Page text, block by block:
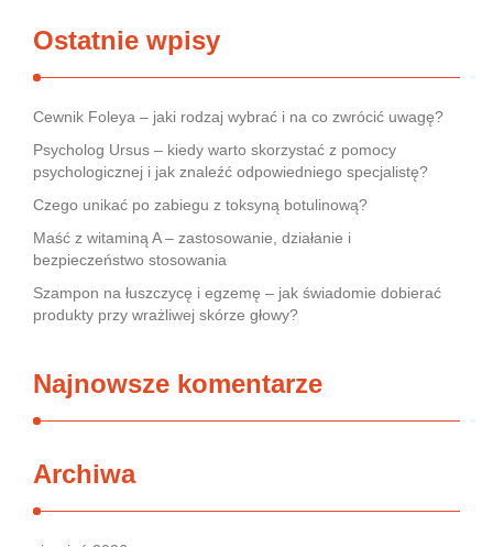
Ostatnie wpisy
Cewnik Foleya – jaki rodzaj wybrać i na co zwrócić uwagę?
Psycholog Ursus – kiedy warto skorzystać z pomocy
psychologicznej i jak znaleźć odpowiedniego specjalistę?
Czego unikać po zabiegu z toksyną botulinową?
Maść z witaminą A – zastosowanie, działanie i
bezpieczeństwo stosowania
Szampon na łuszczycę i egzemę – jak świadomie dobierać
produkty przy wrażliwej skórze głowy?
Najnowsze komentarze
Archiwa